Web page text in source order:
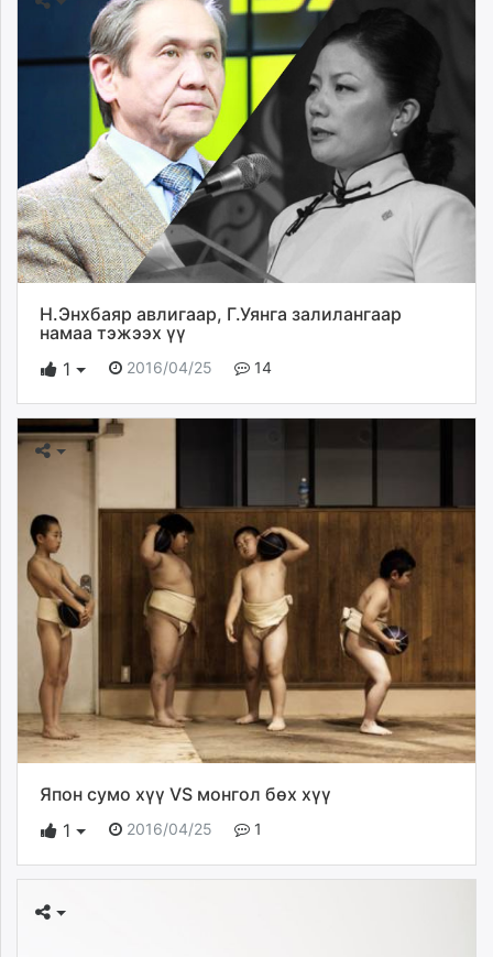
Н.Энхбаяр авлигаар, Г.Уянга залилангаар
намаа тэжээх үү
1
2016/04/25 14
Япон сумо хүү VS монгол бөх хүү
1
2016/04/25 1